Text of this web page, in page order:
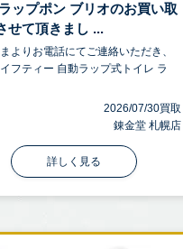
ップポン ブリオのお買い取
せて頂きまし ...
よりお電話にてご連絡いただき、
フティー 自動ラップ式トイレ ラ
2026/07/30買取
錬金堂 札幌店
詳しく見る